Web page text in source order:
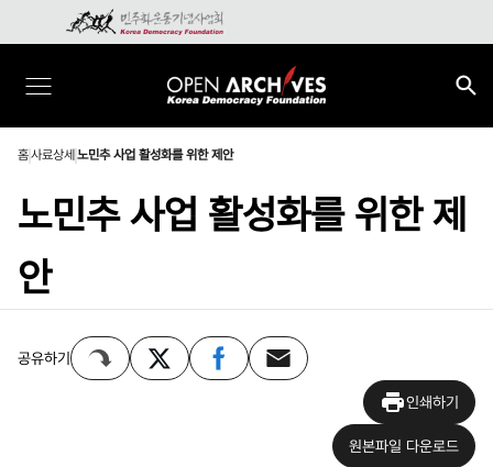
홈사료상세 노민추 사업 활성화를 위한 제안
노민추 사업 활성화를 위한 제
안
공유하기
인쇄하기
원본파일 다운로드